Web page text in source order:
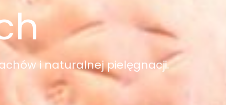
i naturalnej pielęgnacji.